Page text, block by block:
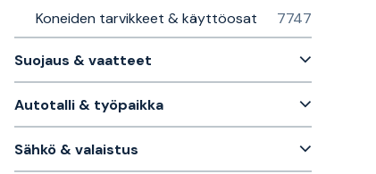
Koneiden tarvikkeet & käyttöosat
7747
Suojaus & vaatteet
Autotalli & työpaikka
Sähkö & valaistus